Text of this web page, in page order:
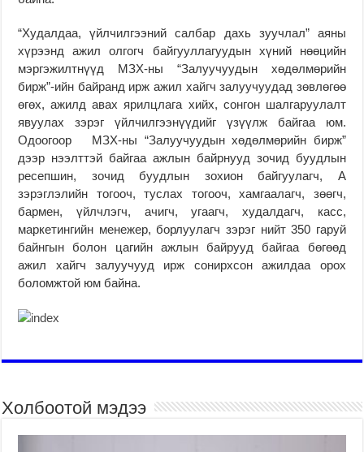
“Худалдаа, үйлчилгээний салбар дахь зуучлал” аяны
хүрээнд ажил олгогч байгууллагуудын хүний нөөцийн
мэргэжилтнүүд МЗХ-ны “Залуучуудын хөдөлмөрийн
бирж”-ийн байранд ирж ажил хайгч залуучуудад зөвлөгөө
өгөх, ажилд авах ярилцлага хийх, сонгон шалгаруулалт
явуулах зэрэг үйлчилгээнүүдийг үзүүлж байгаа юм.
Одоогоор МЗХ-ны “Залуучуудын хөдөлмөрийн бирж”
дээр нээлттэй байгаа ажлын байрнууд зочид буудлын
ресепшин, зочид буудлын зохион байгуулагч, А
зэрэглэлийн тогооч, туслах тогооч, хамгаалагч, зөөгч,
бармен, үйлчлэгч, ачигч, угаагч, худалдагч, касс,
маркетингийн менежер, борлуулагч зэрэг нийт 350 гаруй
байнгын болон цагийн ажлын байрууд байгаа бөгөөд
ажил хайгч залуучууд ирж сонирхсон ажилдаа орох
боломжтой юм байна.
Холбоотой мэдээ